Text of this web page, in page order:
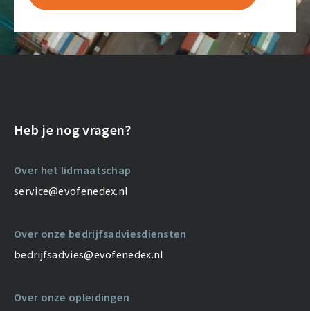
Heb je nog vragen?
Over het lidmaatschap
service@evofenedex.nl
Over onze bedrijfsadviesdiensten
bedrijfsadvies@evofenedex.nl
Over onze opleidingen